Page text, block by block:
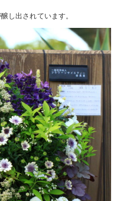
し出されています。